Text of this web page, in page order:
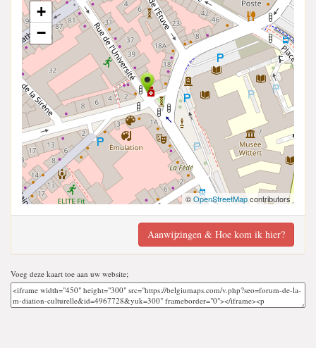
+
−
©OpenStreetMapcontributors
Aanwijzingen & Hoe kom ik hier?
Voeg deze kaart toe aan uw website;